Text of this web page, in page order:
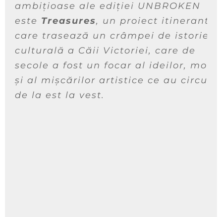
ambițioase ale ediției UNBROKEN
este Treasures, un proiect itinerant
care trasează un crâmpei de istorie
culturală a Căii Victoriei, care de
secole a fost un focar al ideilor,
și al mișcărilor artistice ce au circulat
de la est la vest.